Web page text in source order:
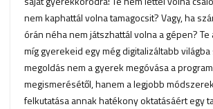
nem kaphattál volna tamagocsit? Vagy, ha
órán néha nem játszhattál volna a gépen? Te
míg gyerekeid egy még digitalizáltabb
megoldás nem a gyerek megóvása a
megismerésétől, hanem a legjobb
felkutatása annak hatékony oktatásáért egy